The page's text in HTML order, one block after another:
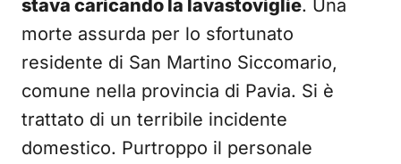
stava caricando la lavastoviglie. Una
morte assurda per lo sfortunato
residente di San Martino Siccomario,
comune nella provincia di Pavia. Si è
trattato di un terribile incidente
domestico. Purtroppo il personale